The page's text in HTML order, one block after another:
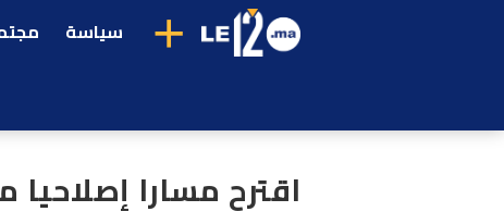
+ سياسة
اقترح مسارا إصلاحيا